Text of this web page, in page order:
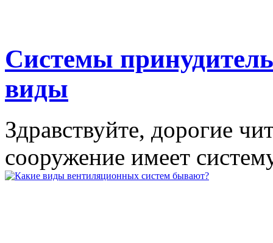
Системы
виды
Здравствуйте, дорогие
сооружение имеет